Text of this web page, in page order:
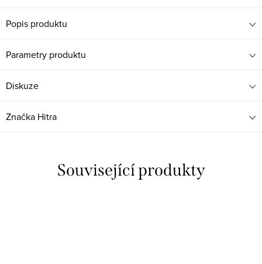
Popis produktu
Parametry produktu
Diskuze
Značka Hitra
Související produkty